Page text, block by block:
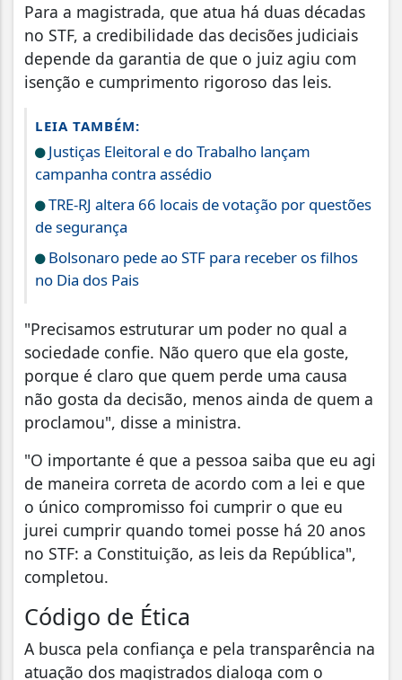
Para a magistrada, que atua há duas décadas
no STF, a credibilidade das decisões judiciais
depende da garantia de que o juiz agiu com
isenção e cumprimento rigoroso das leis.
LEIA TAMBÉM:
Justiças Eleitoral e do Trabalho lançam
campanha contra assédio
TRE-RJ altera 66 locais de votação por questões
de segurança
Bolsonaro pede ao STF para receber os filhos
no Dia dos Pais
"Precisamos estruturar um poder no qual a
sociedade confie. Não quero que ela goste,
porque é claro que quem perde uma causa
não gosta da decisão, menos ainda de quem a
proclamou", disse a ministra.
"O importante é que a pessoa saiba que eu agi
de maneira correta de acordo com a lei e que
o único compromisso foi cumprir o que eu
jurei cumprir quando tomei posse há 20 anos
no STF: a Constituição, as leis da República",
completou.
Código de Ética
A busca pela confiança e pela transparência na
atuação dos magistrados dialoga com o